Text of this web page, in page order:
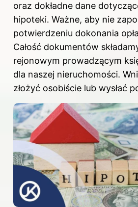
oraz dokładne dane
hipoteki. Ważne, aby nie
potwierdzeniu dokonania
Całość dokumentów
rejonowym prowadzącym
dla naszej nieruchomości.
złożyć osobiście lub wysłać